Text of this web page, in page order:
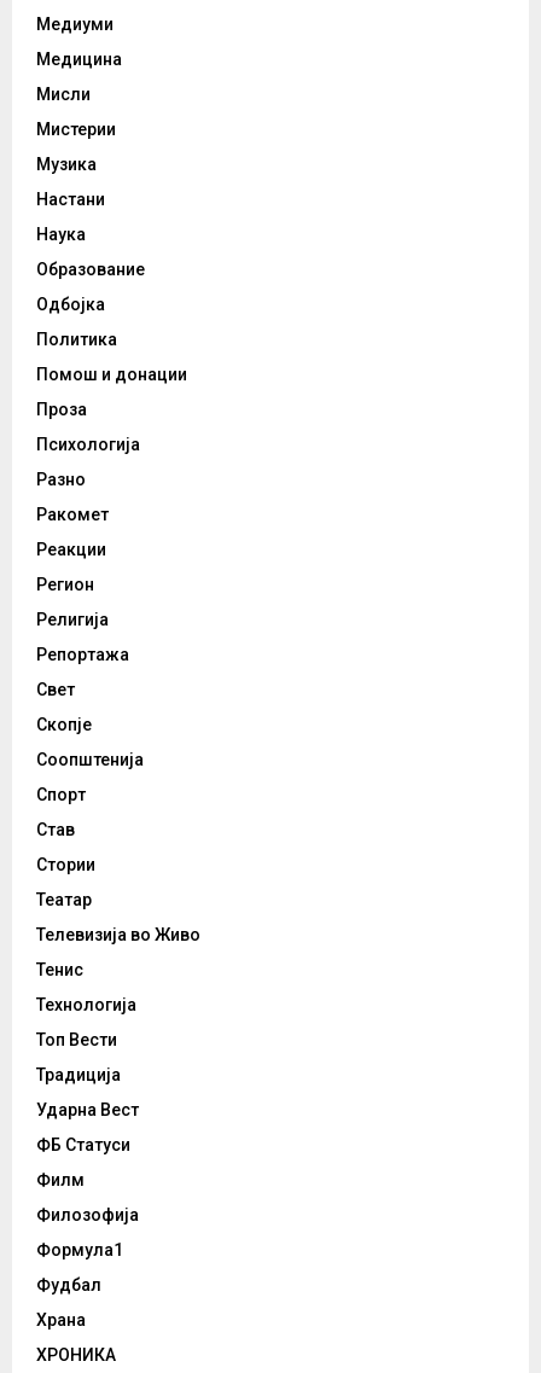
Медиуми
Медицина
Мисли
Мистерии
Музика
Настани
Наука
Образование
Одбојка
Политика
Помош и донации
Проза
Психологија
Разно
Ракомет
Реакции
Регион
Религија
Репортажа
Свет
Скопје
Соопштенија
Спорт
Став
Стории
Театар
Телевизија во Живо
Тенис
Технологија
Топ Вести
Традиција
Ударна Вест
ФБ Статуси
Филм
Филозофија
Формула1
Фудбал
Храна
ХРОНИКА